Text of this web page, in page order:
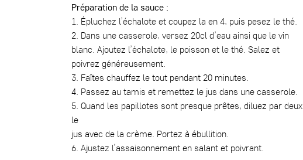
Préparation de la sauce :
1. Épluchez l’échalote et coupez la en 4, puis pesez le thé.
2. Dans une casserole, versez 20cl d’eau ainsi que le vin
blanc. Ajoutez l’échalote, le poisson et le thé. Salez et
poivrez généreusement.
3. Faîtes chauffez le tout pendant 20 minutes.
4. Passez au tamis et remettez le jus dans une casserole.
5. Quand les papillotes sont presque prêtes, diluez par deux
le
jus avec de la crème. Portez à ébullition.
6. Ajustez l’assaisonnement en salant et poivrant.